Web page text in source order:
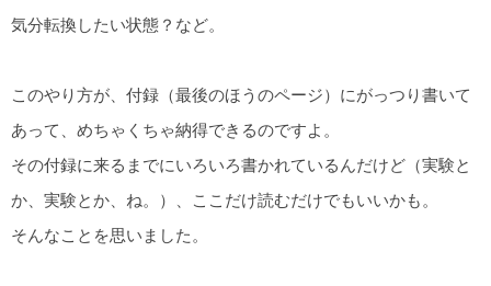
気分転換したい状態？など。
このやり方が、付録（最後のほうのページ）にがっつり書いて
あって、めちゃくちゃ納得できるのですよ。
その付録に来るまでにいろいろ書かれているんだけど（実験と
か、実験とか、ね。）、ここだけ読むだけでもいいかも。
そんなことを思いました。